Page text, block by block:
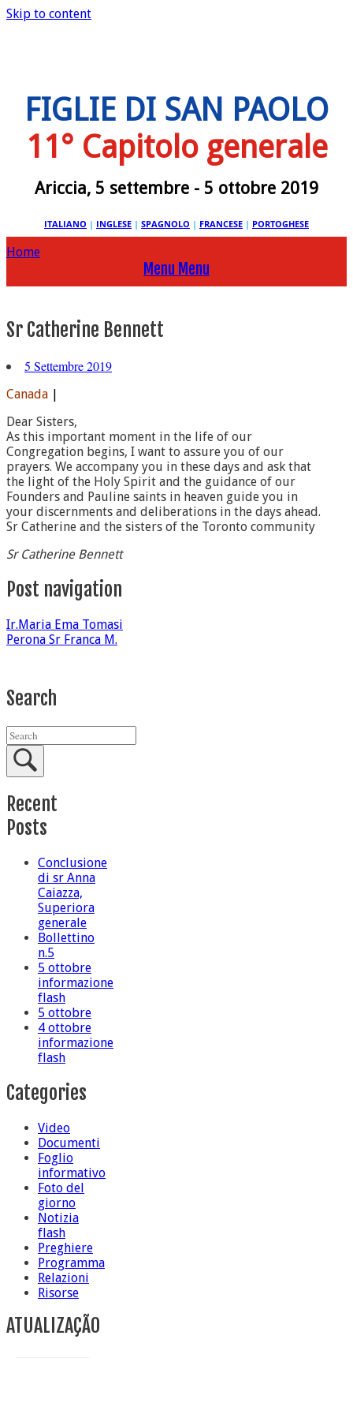
Skip to content
FIGLIE DI SAN PAOLO
11° Capitolo generale
Ariccia, 5 settembre - 5 ottobre 2019
ITALIANO | INGLESE | SPAGNOLO | FRANCESE | PORTOGHESE
Home
Menu Menu
Sr Catherine Bennett
5 Settembre 2019
Canada |
Dear Sisters,
As this important moment in the life of our
Congregation begins, I want to assure you of our
prayers. We accompany you in these days and ask that
the light of the Holy Spirit and the guidance of our
Founders and Pauline saints in heaven guide you in
your discernments and deliberations in the days ahead.
Sr Catherine and the sisters of the Toronto community
Sr Catherine Bennett
Post navigation
Ir.Maria Ema Tomasi
Perona Sr Franca M.
Search
Recent
Posts
Conclusione
di sr Anna
Caiazza,
Superiora
generale
Bollettino
n.5
5 ottobre
informazione
flash
5 ottobre
4 ottobre
informazione
flash
Categories
Video
Documenti
Foglio
informativo
Foto del
giorno
Notizia
flash
Preghiere
Programma
Relazioni
Risorse
ATUALIZAÇÃO